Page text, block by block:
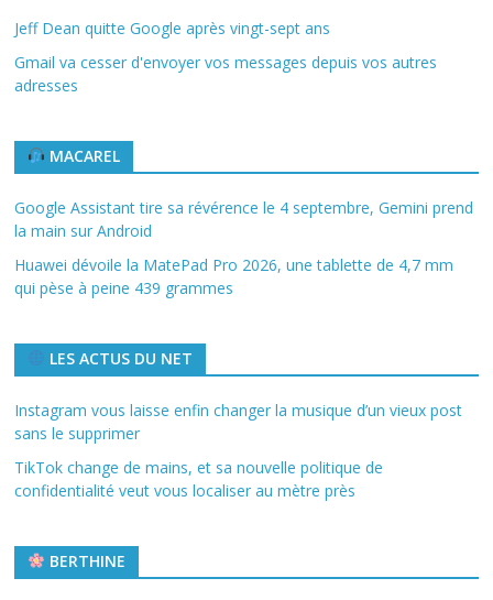
Jeff Dean quitte Google après vingt-sept ans
Gmail va cesser d'envoyer vos messages depuis vos autres
adresses
MACAREL
Google Assistant tire sa révérence le 4 septembre, Gemini prend
la main sur Android
Huawei dévoile la MatePad Pro 2026, une tablette de 4,7 mm
qui pèse à peine 439 grammes
LES ACTUS DU NET
Instagram vous laisse enfin changer la musique d’un vieux post
sans le supprimer
TikTok change de mains, et sa nouvelle politique de
confidentialité veut vous localiser au mètre près
BERTHINE